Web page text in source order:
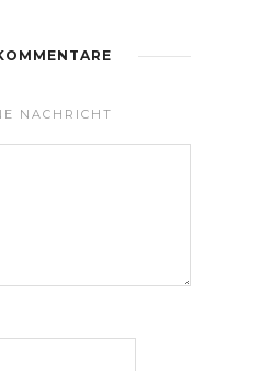
NACHRICHT